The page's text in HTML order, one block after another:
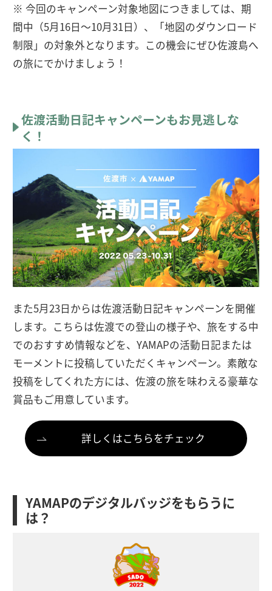
※ 今回のキャンペーン対象地図につきましては、期
間中（5月16日～10月31日）、「地図のダウンロード
制限」の対象外となります。この機会にぜひ佐渡島へ
の旅にでかけましょう！
佐渡活動日記キャンペーンもお見逃しな
く！
また5月23日からは佐渡活動日記キャンペーンを開催
します。こちらは佐渡での登山の様子や、旅をする中
でのおすすめ情報などを、YAMAPの活動日記または
モーメントに投稿していただくキャンペーン。素敵な
投稿をしてくれた方には、佐渡の旅を味わえる豪華な
賞品もご用意しています。
詳しくはこちらをチェック
YAMAPのデジタルバッジをもらうに
は？